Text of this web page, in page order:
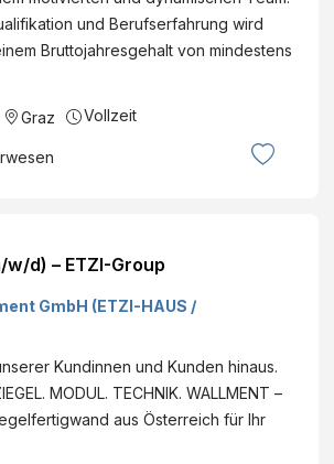
und Berufserfahrung wird
Bruttojahresgehalt von mindestens
Graz Vollzeit
d) – ETZI-Group
GmbH (ETZI-HAUS /
Kundinnen und Kunden hinaus.
MODUL. TECHNIK. WALLMENT –
aus Österreich für Ihr